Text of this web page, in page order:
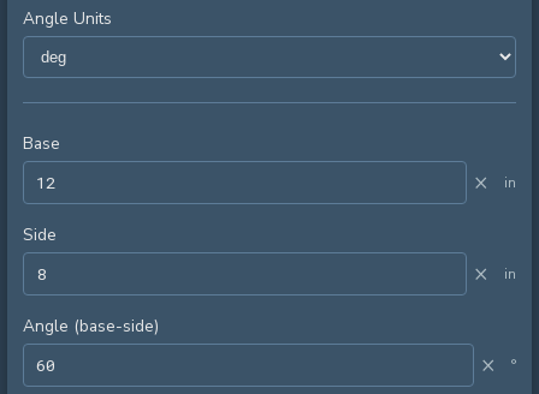
Angle Units
Base
× in
Side
× in
Angle (base-side)
× °